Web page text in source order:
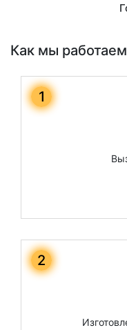
Как мы работаем
1
2